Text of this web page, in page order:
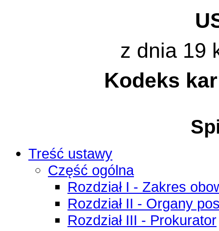
z dnia 19
Kodeks
Treść ustawy
Część ogólna
Rozdział I - Zakres
Rozdział II - Organy
Rozdział III - Prokurator